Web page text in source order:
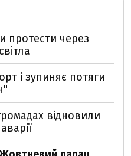
протести через
і зупиняє потяги
відновили